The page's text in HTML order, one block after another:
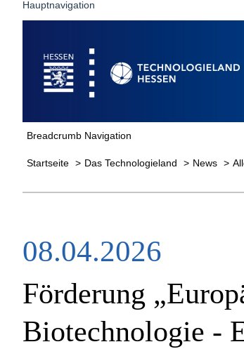
Hauptnavigation
Startseite
Breadcrumb Navigation
Startseite Das Technologieland News
08.04.2026
Förderung
Biotechnologie -